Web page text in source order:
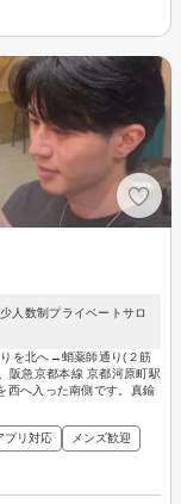
人数制プライベートサロ
を北へ→蛸薬師通り(２筋
阪急京都本線 京都河原町駅
へ入った南側です。真鍮
プリ対応 メンズ歓迎